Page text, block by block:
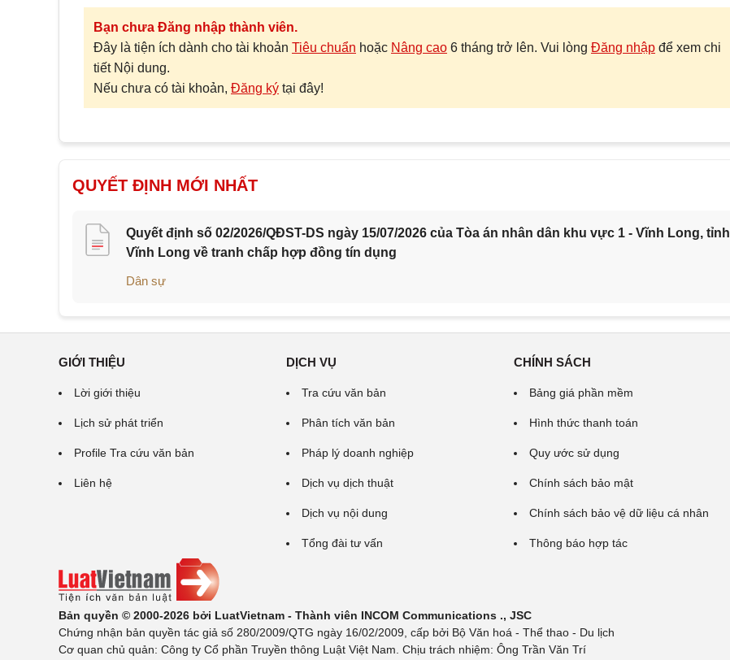
Bạn chưa Đăng nhập thành viên.
Đây là tiện ích dành cho tài khoản Tiêu chuẩn hoặc Nâng cao 6 tháng trở lên. Vui lòng Đăng nhập để xem chi
tiết Nội dung.
Nếu chưa có tài khoản, Đăng ký tại đây!
QUYẾT ĐỊNH MỚI NHẤT
Quyết định số 02/2026/QĐST-DS ngày 15/07/2026 của Tòa án nhân dân khu vực 1 - Vĩnh Long, tỉnh
Vĩnh Long về tranh chấp hợp đồng tín dụng
Dân sự
GIỚI THIỆU
Lời giới thiệu
Lịch sử phát triển
Profile Tra cứu văn bản
Liên hệ
DỊCH VỤ
Tra cứu văn bản
Phân tích văn bản
Pháp lý doanh nghiệp
Dịch vụ dịch thuật
Dịch vụ nội dung
Tổng đài tư vấn
CHÍNH SÁCH
Bảng giá phần mềm
Hình thức thanh toán
Quy ước sử dụng
Chính sách bảo mật
Chính sách bảo vệ dữ liệu cá nhân
Thông báo hợp tác
Bản quyền © 2000-2026 bởi LuatVietnam - Thành viên INCOM Communications ., JSC
Chứng nhận bản quyền tác giả số 280/2009/QTG ngày 16/02/2009, cấp bởi Bộ Văn hoá - Thể thao - Du lịch
Cơ quan chủ quản: Công ty Cổ phần Truyền thông Luật Việt Nam. Chịu trách nhiệm: Ông Trần Văn Trí